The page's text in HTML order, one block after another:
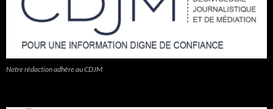
Notre rédaction adhère au CDJM